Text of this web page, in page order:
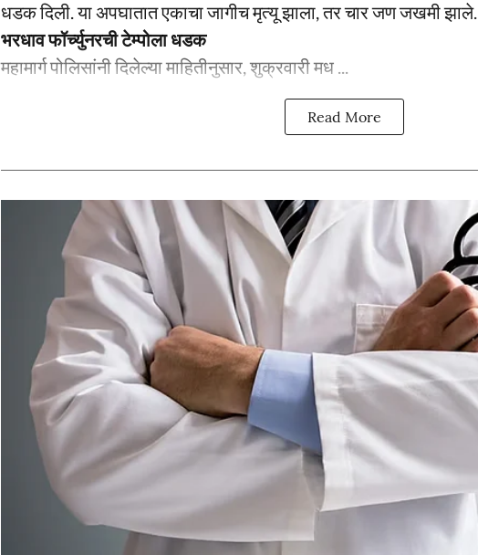
धडक दिली. या अपघातात एकाचा जागीच मृत्यू झाला, तर चार जण जखमी झाले.
भरधाव फॉर्च्युनरची टेम्पोला धडक
महामार्ग पोलिसांनी दिलेल्या माहितीनुसार, शुक्रवारी मध ...
Read More